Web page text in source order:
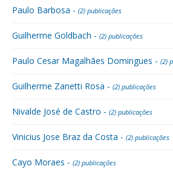
Paulo Barbosa - (2) publicações
Guilherme Goldbach - (2) publicações
Paulo Cesar Magalhães Domingues - (2)
Guilherme Zanetti Rosa - (2) publicações
Nivalde José de Castro - (2) publicações
Vinicius Jose Braz da Costa - (2) publicações
Cayo Moraes - (2) publicações